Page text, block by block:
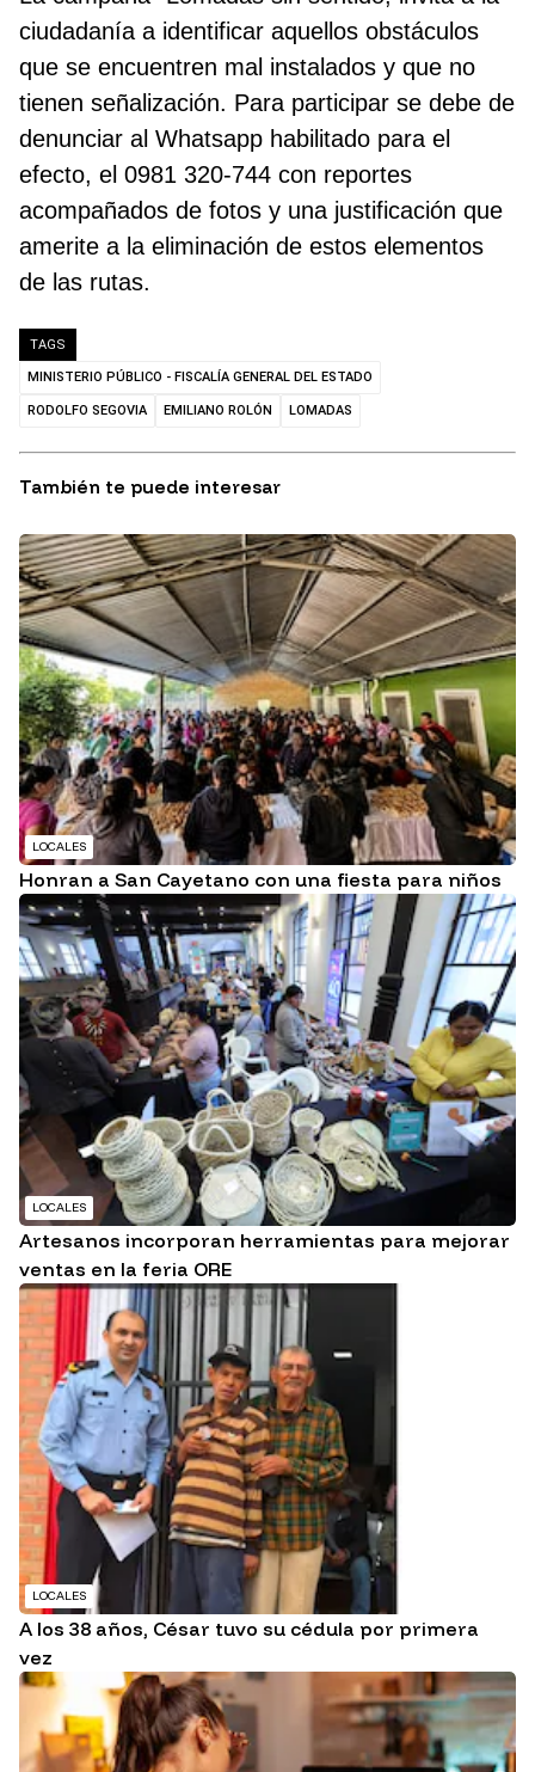
ciudadanía a identificar aquellos obstáculos
que se encuentren mal instalados y que no
tienen señalización. Para participar se debe de
denunciar al Whatsapp habilitado para el
efecto, el 0981 320-744 con reportes
acompañados de fotos y una justificación que
amerite a la eliminación de estos elementos
de las rutas.
TAGS
MINISTERIO PÚBLICO - FISCALÍA GENERAL DEL ESTADO
RODOLFO SEGOVIA EMILIANO ROLÓN LOMADAS
También te puede interesar
LOCALES
Honran a San Cayetano con una fiesta para niños
LOCALES
Artesanos incorporan herramientas para mejorar
ventas en la feria ORE
LOCALES
A los 38 años, César tuvo su cédula por primera
vez